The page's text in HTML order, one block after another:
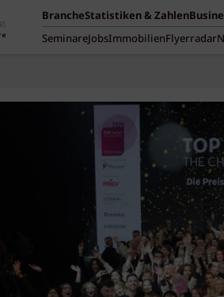
BrancheStatistiken & Zahlen
SeminareJobsImmobilienFlyerradar